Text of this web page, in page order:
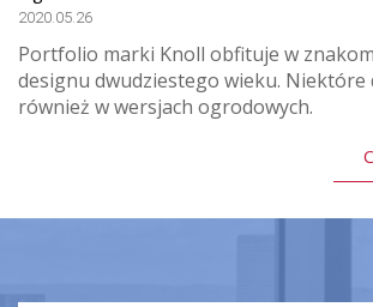
2020.05.26
Portfolio marki Knoll obfituje w
designu dwudziestego wieku. Niektóre
również w wersjach ogrodowych.